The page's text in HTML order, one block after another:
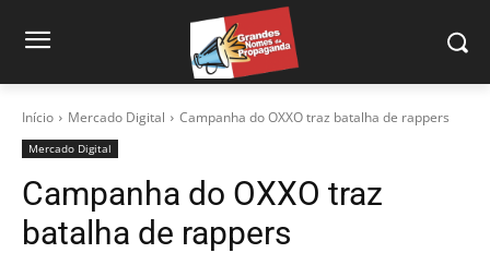
Início Mercado Digital Campanha do OXXO traz batalha de rappers
Mercado Digital
Campanha do OXXO traz
batalha de rappers